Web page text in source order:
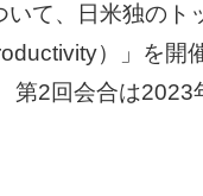
いて、日米独の
）」を開
第2回会合は